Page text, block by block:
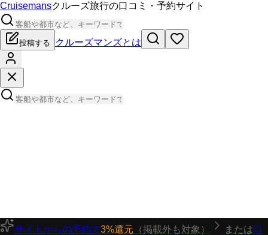
Cruisemansクルーズ旅行の口コミ・予約サイト
投稿する クルーズマンズとは
サイトからの予約で3%還元 （掲載外も対象） または口